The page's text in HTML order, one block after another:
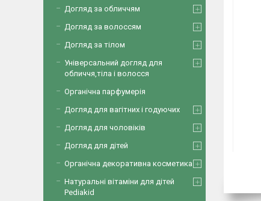
Догляд за обличчям
Догляд за волоссям
Догляд за тілом
Універсальний догляд для
обличчя,тіла і волосся
Органічна парфумерія
Догляд для вагітних і годуючих
Догляд для чоловіків
Догляд для дітей
Органічна декоративна косметика
Натуральні вітаміни для дітей
Pediakid